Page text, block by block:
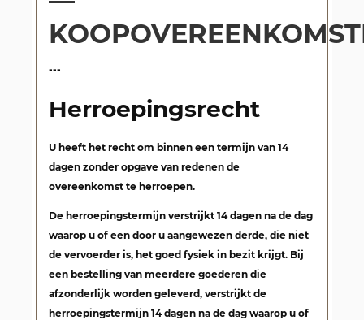
---
Herroepingsrecht
U heeft het recht om binnen een termijn van 14
dagen zonder opgave van redenen de
overeenkomst te herroepen.
De herroepingstermijn verstrijkt 14 dagen na de dag
waarop u of een door u aangewezen derde, die niet
de vervoerder is, het goed fysiek in bezit krijgt. Bij
een bestelling van meerdere goederen die
afzonderlijk worden geleverd, verstrijkt de
herroepingstermijn 14 dagen na de dag waarop u of